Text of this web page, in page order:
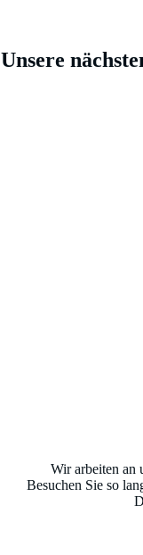
Unsere
Wir arbeiten an
Besuchen Sie so